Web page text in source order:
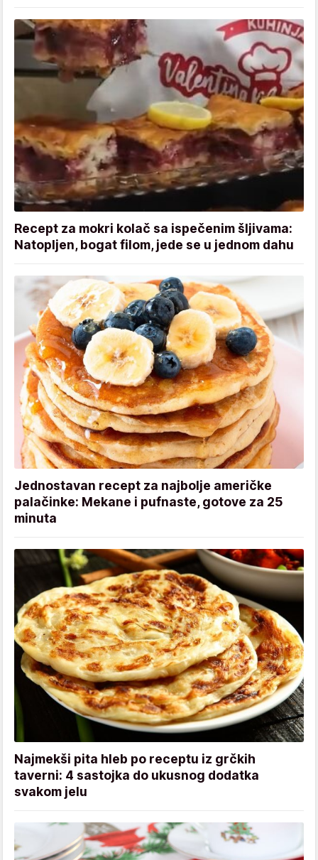
Recept za mokri kolač sa ispečenim šljivama:
Natopljen, bogat filom, jede se u jednom dahu
Jednostavan recept za najbolje američke
palačinke: Mekane i pufnaste, gotove za 25
minuta
Najmekši pita hleb po receptu iz grčkih
taverni: 4 sastojka do ukusnog dodatka
svakom jelu